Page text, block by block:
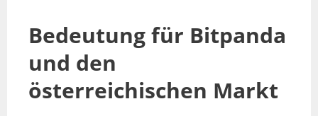
Bedeutung für Bitpanda
und den
österreichischen Markt